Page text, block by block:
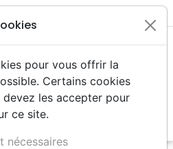
pour vous offrir la
Certains cookies
devez les accepter pour
ce site.
nécessaires